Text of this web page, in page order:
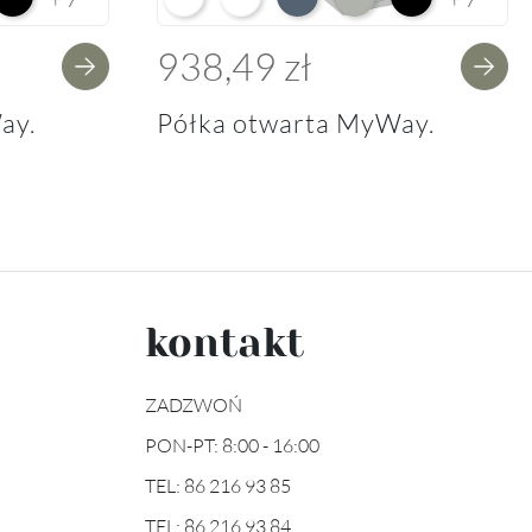
938,49 zł
Półka otwarta MyWay.
kontakt
ZADZWOŃ
PON-PT: 8:00 - 16:00
TEL: 86 216 93 85
TEL: 86 216 93 84